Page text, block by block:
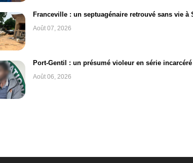
Franceville : un septuagénaire retrouvé sans vie à
Août 07, 2026
Port-Gentil : un présumé violeur en série incarcéré
Août 06, 2026